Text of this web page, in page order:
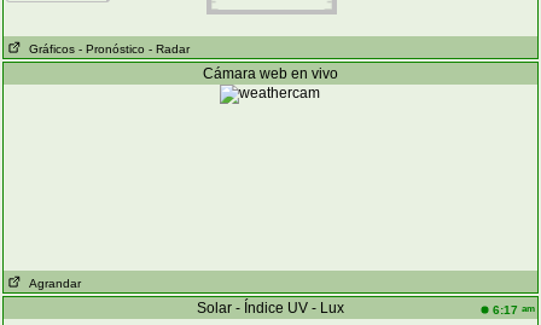
Gráficos - Pronóstico - Radar
Cámara web en vivo
Agrandar
Solar - Índice UV - Lux 6:17 am